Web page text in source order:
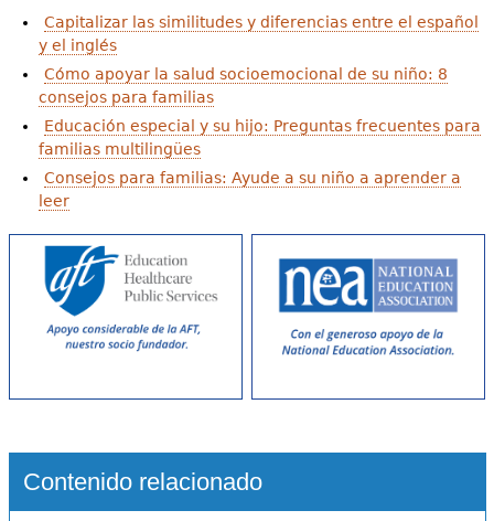
Capitalizar las similitudes y diferencias entre el español
y el inglés
Cómo apoyar la salud socioemocional de su niño: 8
consejos para familias
Educación especial y su hijo: Preguntas frecuentes para
familias multilingües
Consejos para familias: Ayude a su niño a aprender a
leer
Contenido relacionado